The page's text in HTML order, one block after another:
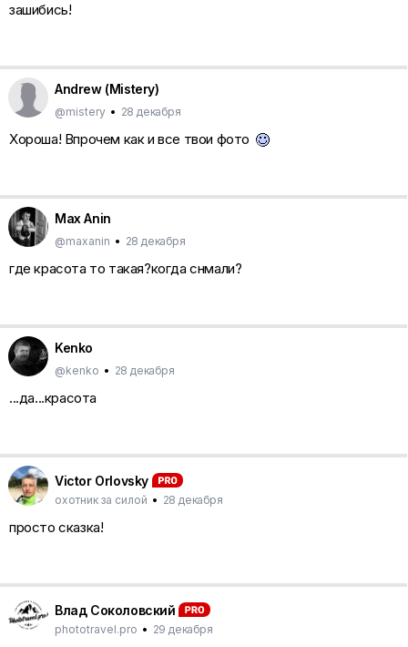
зашибись!
Andrew (Mistery)
@mistery • 28 декабря
Хороша! Впрочем как и все твои фото
Max Anin
@maxanin • 28 декабря
где красота то такая?когда снмали?
Kenko
@kenko • 28 декабря
...да...красота
Victor Orlovsky
охотник за силой • 28 декабря
просто сказка!
Влад Соколовский
phototravel.pro • 29 декабря